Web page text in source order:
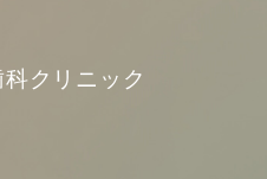
クリニック